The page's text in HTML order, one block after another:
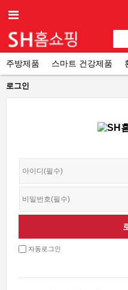
주방제품 스마트 건강제품
로그인
자동로그인